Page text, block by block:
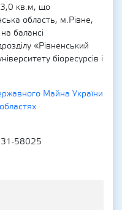
3,0 кв.м, що
область, м.Рівне,
балансі
«Рівненський
біоресурсів і
Майна України
58025